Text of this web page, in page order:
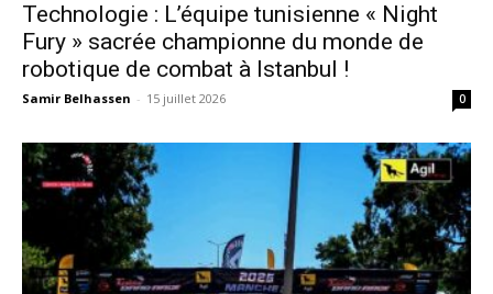
Technologie : L’équipe tunisienne « Night
Fury » sacrée championne du monde de
robotique de combat à Istanbul !
Samir Belhassen - 15 juillet 2026 0